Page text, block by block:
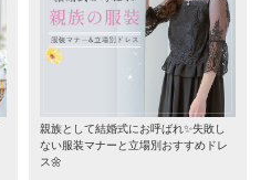
親族として結婚式にお呼ばれ✨失敗し
ない服装マナーと立場別おすすめドレ
ス🌼